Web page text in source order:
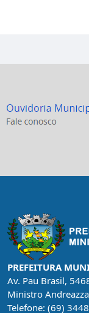
PREFEITURA
Av. Pau Brasil,
Ministro
Telefone: (69)